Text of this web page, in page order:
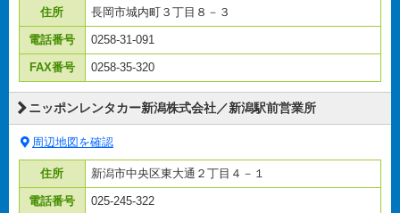
住所 長岡市城内町３丁目８－３
電話番号 0258-31-091
FAX番号 0258-35-320
ニッポンレンタカー新潟株式会社／新潟駅前営業所
周辺地図を確認
住所 新潟市中央区東大通２丁目４－１
電話番号 025-245-322